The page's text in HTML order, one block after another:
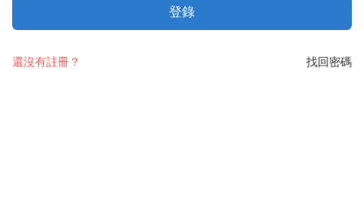
登錄
找回密碼
還沒有註冊？